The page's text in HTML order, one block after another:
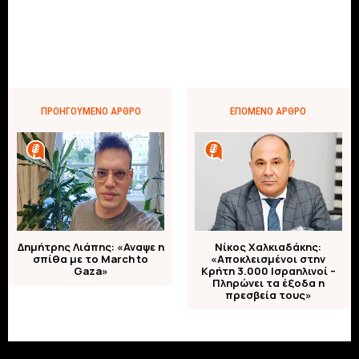
ΠΡΟΗΓΟΎΜΕΝΟ ΆΡΘΡΟ
Δημήτρης Λιάπης: «Αναψε η
σπίθα με το March to
Gaza»
ΕΠΌΜΕΝΟ ΆΡΘΡΟ
Νίκος Χαλκιαδάκης:
«Αποκλεισμένοι στην
Κρήτη 3.000 Ισραηλινοί –
Πληρώνει τα έξοδα η
πρεσβεία τους»